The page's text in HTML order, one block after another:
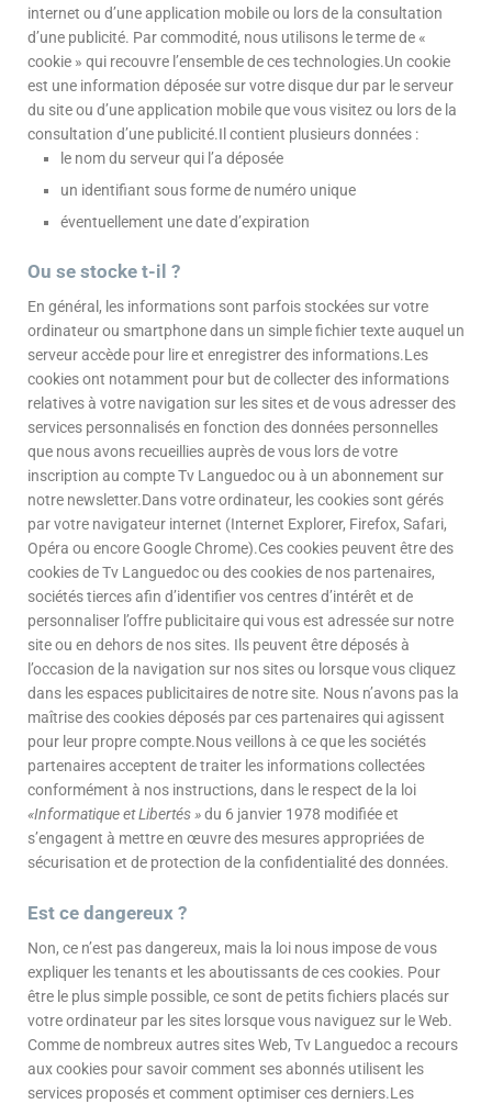
internet ou d’une application mobile ou lors de la consultation
d’une publicité. Par commodité, nous utilisons le terme de «
cookie » qui recouvre l’ensemble de ces technologies.Un cookie
est une information déposée sur votre disque dur par le serveur
du site ou d’une application mobile que vous visitez ou lors de la
consultation d’une publicité.Il contient plusieurs données :
le nom du serveur qui l’a déposée
un identifiant sous forme de numéro unique
éventuellement une date d’expiration
Ou se stocke t-il ?
En général, les informations sont parfois stockées sur votre
ordinateur ou smartphone dans un simple fichier texte auquel un
serveur accède pour lire et enregistrer des informations.Les
cookies ont notamment pour but de collecter des informations
relatives à votre navigation sur les sites et de vous adresser des
services personnalisés en fonction des données personnelles
que nous avons recueillies auprès de vous lors de votre
inscription au compte Tv Languedoc ou à un abonnement sur
notre newsletter.Dans votre ordinateur, les cookies sont gérés
par votre navigateur internet (Internet Explorer, Firefox, Safari,
Opéra ou encore Google Chrome).Ces cookies peuvent être des
cookies de Tv Languedoc ou des cookies de nos partenaires,
sociétés tierces afin d’identifier vos centres d’intérêt et de
personnaliser l’offre publicitaire qui vous est adressée sur notre
site ou en dehors de nos sites. Ils peuvent être déposés à
l’occasion de la navigation sur nos sites ou lorsque vous cliquez
dans les espaces publicitaires de notre site. Nous n’avons pas la
maîtrise des cookies déposés par ces partenaires qui agissent
pour leur propre compte.Nous veillons à ce que les sociétés
partenaires acceptent de traiter les informations collectées
conformément à nos instructions, dans le respect de la loi
«Informatique et Libertés »du 6 janvier 1978 modifiée et
s’engagent à mettre en œuvre des mesures appropriées de
sécurisation et de protection de la confidentialité des données.
Est ce dangereux ?
Non, ce n’est pas dangereux, mais la loi nous impose de vous
expliquer les tenants et les aboutissants de ces cookies. Pour
être le plus simple possible, ce sont de petits fichiers placés sur
votre ordinateur par les sites lorsque vous naviguez sur le Web.
Comme de nombreux autres sites Web, Tv Languedoc a recours
aux cookies pour savoir comment ses abonnés utilisent les
services proposés et comment optimiser ces derniers.Les